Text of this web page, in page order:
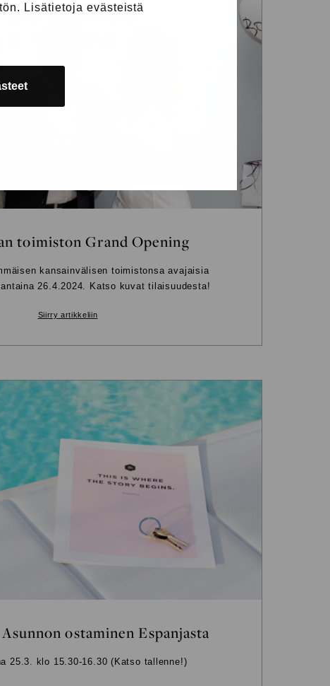
Lisätietoja evästeistä
toimiston Grand Opening
kansainvälisen toimistonsa avajaisia
26.4.2024. Katso kuvat tilaisuudesta!
Siirry artikkeliin
ostaminen Espanjasta
25.3. klo 15.30-16.30 (Katso tallenne!)